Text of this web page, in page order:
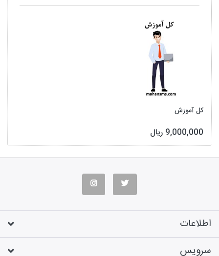
کل آموزش
9,000,000 ریال
اطلاعات
سرویس